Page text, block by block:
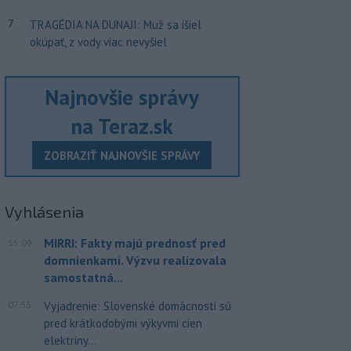
7
TRAGÉDIA NA DUNAJI: Muž sa išiel
okúpať, z vody viac nevyšiel
Najnovšie správy
na Teraz.sk
ZOBRAZIŤ NAJNOVŠIE SPRÁVY
Vyhlásenia
15:09
MIRRI: Fakty majú prednosť pred
domnienkami. Výzvu realizovala
samostatná...
07:55
Vyjadrenie: Slovenské domácnosti sú
pred krátkodobými výkyvmi cien
elektriny...